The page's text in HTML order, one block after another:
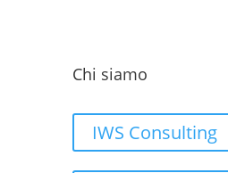
Chi siamo
IWS Consulting